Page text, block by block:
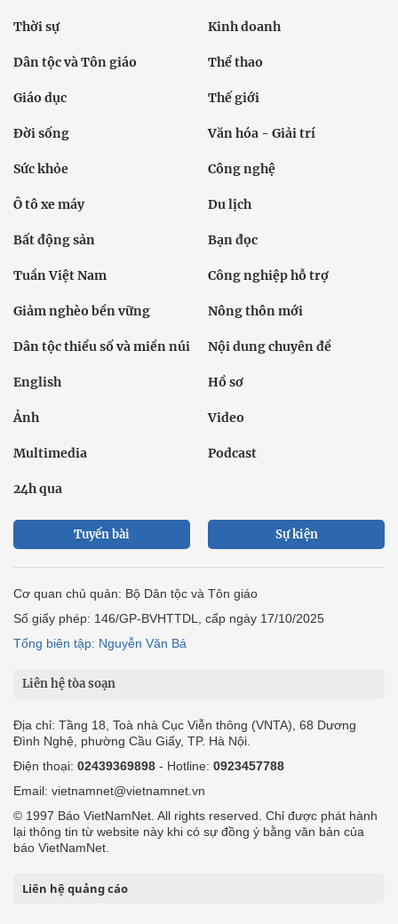
Thời sự Kinh doanh
Dân tộc và Tôn giáo Thể thao
Giáo dục Thế giới
Đời sống Văn hóa - Giải trí
Sức khỏe Công nghệ
Ô tô xe máy Du lịch
Bất động sản Bạn đọc
Tuần Việt Nam Công nghiệp hỗ trợ
Giảm nghèo bền vững Nông thôn mới
Dân tộc thiểu số và miền núi Nội dung chuyên đề
English Hồ sơ
Ảnh Video
Multimedia Podcast
24h qua
Tuyến bài Sự kiện
Cơ quan chủ quản: Bộ Dân tộc và Tôn giáo
Số giấy phép: 146/GP-BVHTTDL, cấp ngày 17/10/2025
Tổng biên tập: Nguyễn Văn Bá
Liên hệ tòa soạn
Địa chỉ: Tầng 18, Toà nhà Cục Viễn thông (VNTA), 68 Dương
Đình Nghệ, phường Cầu Giấy, TP. Hà Nội.
Điện thoại: 02439369898 - Hotline: 0923457788
Email: vietnamnet@vietnamnet.vn
© 1997 Báo VietNamNet. All rights reserved. Chỉ được phát hành
lại thông tin từ website này khi có sự đồng ý bằng văn bản của
báo VietNamNet.
Liên hệ quảng cáo